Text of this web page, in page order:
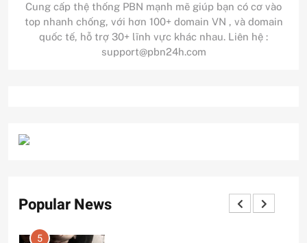
Cung cấp thệ thống PBN mạnh mẽ giúp bạn có cơ vào
top nhanh chống, với hơn 100+ domain VN , và domain
quốc tế, hỗ trợ 30+ lĩnh vực khác nhau. Liên hệ :
support@pbn24h.com
Popular News
5